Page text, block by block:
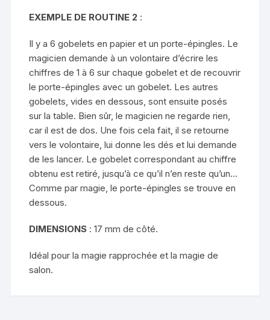
EXEMPLE DE ROUTINE 2 :
Il y a 6 gobelets en papier et un porte-épingles. Le
magicien demande à un volontaire d’écrire les
chiffres de 1 à 6 sur chaque gobelet et de recouvrir
le porte-épingles avec un gobelet. Les autres
gobelets, vides en dessous, sont ensuite posés
sur la table. Bien sûr, le magicien ne regarde rien,
car il est de dos. Une fois cela fait, il se retourne
vers le volontaire, lui donne les dés et lui demande
de les lancer. Le gobelet correspondant au chiffre
obtenu est retiré, jusqu’à ce qu’il n’en reste qu’un…
Comme par magie, le porte-épingles se trouve en
dessous.
DIMENSIONS : 17 mm de côté.
Idéal pour la magie rapprochée et la magie de
salon.